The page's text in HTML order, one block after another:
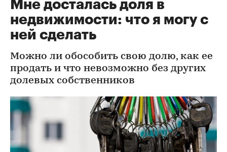
Мне досталась доля в
недвижимости: что я могу с
ней сделать
Можно ли обособить свою долю, как ее
продать и что невозможно без других
долевых собственников